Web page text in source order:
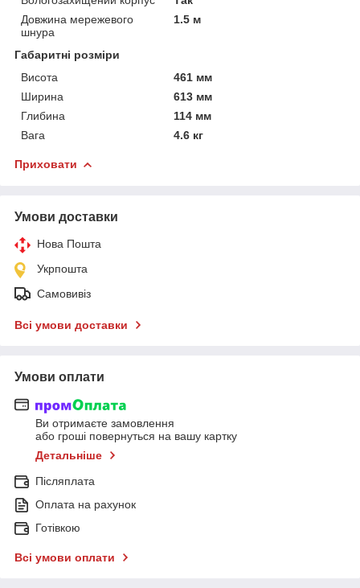
Довжина мережевого
шнура
1.5 м
Габаритні розміри
Висота
461 мм
Ширина
613 мм
Глибина
114 мм
Вага
4.6 кг
Приховати
Умови доставки
Нова Пошта
Укрпошта
Самовивіз
Всі умови доставки
Умови оплати
Ви отримаєте замовлення
або гроші повернуться на вашу картку
Детальніше
Післяплата
Оплата на рахунок
Готівкою
Всі умови оплати